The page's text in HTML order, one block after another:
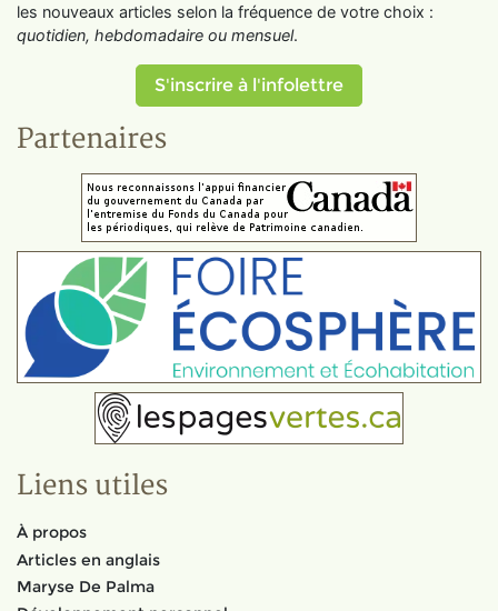
les nouveaux articles selon la fréquence de votre choix :
quotidien, hebdomadaire ou mensuel.
S'inscrire à l'infolettre
Partenaires
Liens utiles
À propos
Articles en anglais
Maryse De Palma